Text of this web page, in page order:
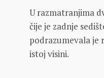
U razmatranjima
čije je zadnje
podrazumevala je
istoj visini.